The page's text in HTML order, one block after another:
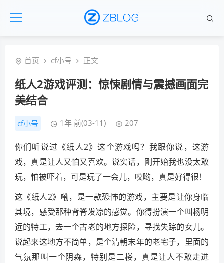
首页 cf小号 正文
纸人2游戏评测：惊悚剧情与震撼画面完
美结合
cf小号 1年 前(03-11) 207
你们听说过《纸人2》这个游戏吗？我跟你说，这游
戏，真是让人又怕又喜欢。说实话，刚开始我也没太敢
玩，怕被吓着，可是玩了一会儿，哎哟，真是好得很！
这《纸人2》嘞，是一款恐怖的游戏，主要是让你身临
其境，感受那种背脊发凉的感觉。你得扮演一个叫杨明
远的特工，去一个古老的地方探险，寻找失踪的女儿。
说起来这地方不简单，是个清朝末年的老宅子，里面的
气氛那叫一个阴森，特别是二楼，真是让人不敢走进